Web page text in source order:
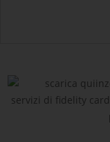
scarica
servizi di fidelity